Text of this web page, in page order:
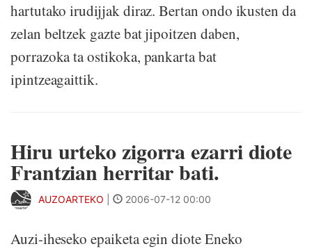
hartutako irudijjak diraz. Bertan ondo ikusten da
zelan beltzek gazte bat jipoitzen daben,
porrazoka ta ostikoka, pankarta bat
ipintzeagaittik.
Hiru urteko zigorra ezarri diote
Frantzian herritar bati.
AUZOARTEKO 2006-07-12 00:00
Auzi-iheseko epaiketa egin diote Eneko